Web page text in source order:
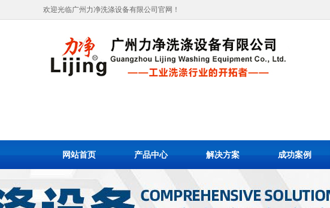
欢迎光临广州力净洗涤设备有限公司官网！
网站首页 产品中心 解决方案 成功案例